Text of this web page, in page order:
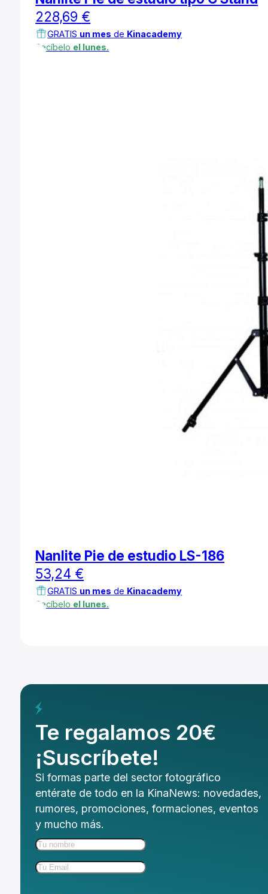
228,69 €
GRATIS un mes de Kinacademy
Recíbelo el lunes.
Nanlite Pie de estudio LS-186
53,24 €
GRATIS un mes de Kinacademy
Recíbelo el lunes.
Te regalamos 20€
¡Suscríbete!
Si formas parte del sector fotográfico
entérate de todo en la KinaNews: novedades,
rumores, promociones, formaciones, eventos
y mucho más.